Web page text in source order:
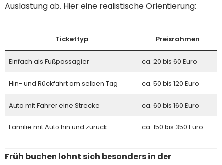
Auslastung ab. Hier eine realistische Orientierung:
Tickettyp Preisrahmen
Einfach als Fußpassagier ca. 20 bis 60 Euro
Hin- und Rückfahrt am selben Tag ca. 50 bis 120 Euro
Auto mit Fahrer eine Strecke ca. 60 bis 160 Euro
Familie mit Auto hin und zurück ca. 150 bis 350 Euro
Früh buchen lohnt sich besonders in der